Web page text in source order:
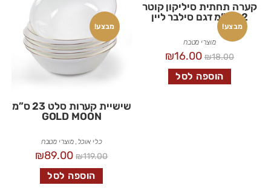
מבצע!
קערה תחתית סיליקון קוטר
22 ס”מ דגם סילבר ליין
מוצרי מטבח
₪18.00
₪16.00
הוספה לסל
מבצע!
שישיית קערות סלט 23 ס”מ
GOLD MOON
כלי אוכל,מוצרי מטבח
₪119.00
₪89.00
הוספה לסל